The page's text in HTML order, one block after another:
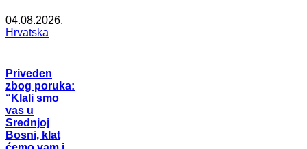
04.08.2026.
Hrvatska
Priveden
zbog poruka:
“Klali smo
vas u
Srednjoj
Bosni, klat